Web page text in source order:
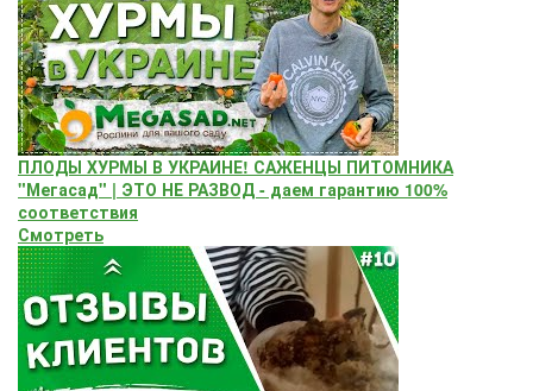
ПЛОДЫ ХУРМЫ В УКРАИНЕ! САЖЕНЦЫ ПИТОМНИКА
"Мегасад" | ЭТО НЕ РАЗВОД - даем гарантию 100%
соответствия
Смотреть